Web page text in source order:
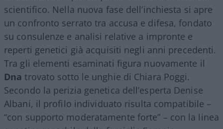
scientifico. Nella nuova fase dell’inchiesta si apre
un confronto serrato tra accusa e difesa, fondato
su consulenze e analisi relative a impronte e
reperti genetici già acquisiti negli anni precedenti.
Tra gli elementi esaminati figura nuovamente il
Dna trovato sotto le unghie di Chiara Poggi.
Secondo la perizia genetica dell’esperta Denise
Albani, il profilo individuato risulta compatibile –
“con supporto moderatamente forte” – con la linea